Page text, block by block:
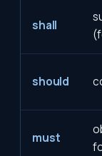
shall
should
must